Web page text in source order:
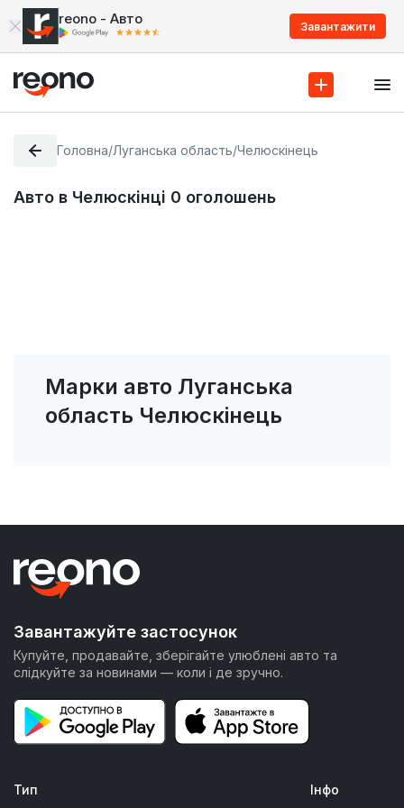
reono - Авто Завантажити
Головна/Луганська область/Челюскінець
Авто в Челюскінці 0 оголошень
Марки авто Луганська
область Челюскінець
Завантажуйте застосунок
Купуйте, продавайте, зберігайте улюблені авто та
слідкуйте за новинами — коли і де зручно.
Тип Інфо